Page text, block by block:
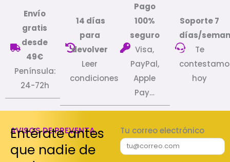
Envío
gratis
desde
49€
Península:
24-72h
14 días
para
devolver
Leer
condiciones
Pago
100%
seguro
Visa,
PayPal,
Apple
Pay…
Soporte 7
días/
Te
hoy
AVISOS DE PREVENTA
Entérate antes
que nadie de
Tu correo electrónico